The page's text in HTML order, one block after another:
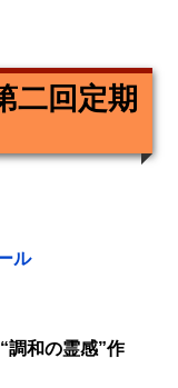
二回定期
ル
調和の霊感”作